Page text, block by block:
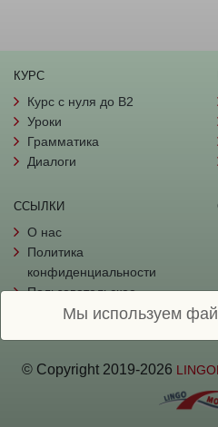
КУРС
Курс с нуля до B2
Уроки
Грамматика
Диалоги
ССЫЛКИ
О нас
Политика
конфиденциальности
Пользовательское
соглашение
© Copyright 2019-2026
Мы используем